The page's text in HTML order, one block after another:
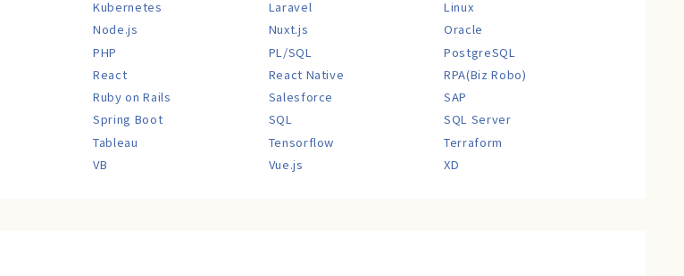
Kubernetes Laravel
Linux
Node.js Nuxt.js
Oracle
PHP PL/SQL
PostgreSQL
React React Native
RPA(Biz Robo)
Ruby on Rails Salesforce
SAP
Spring Boot SQL
SQL Server
Tableau Tensorflow
Terraform
VB Vue.js XD